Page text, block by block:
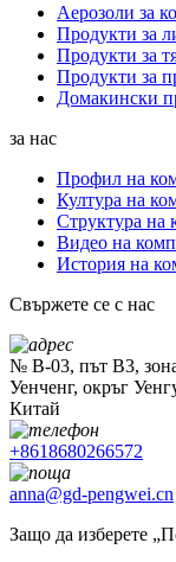
Аерозоли за
Продукти за
Продукти за
Продукти за
Домакински
за нас
Профил на
Култура на
Структура на
Видео на
История на
Свържете се с нас
№ B-03, път B3,
Уенченг, окръг
Китай
+8618680266572
anna@gd-pengwei.cn
Защо да изберете